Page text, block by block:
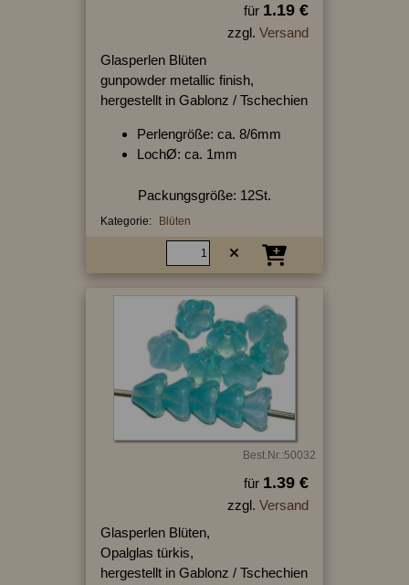
für 1.19 €
zzgl. Versand
Glasperlen Blüten
gunpowder metallic finish,
hergestellt in Gablonz / Tschechien
Perlengröße: ca. 8/6mm
LochØ: ca. 1mm
Packungsgröße: 12St.
Kategorie: Blüten
Best.Nr.:50032
für 1.39 €
zzgl. Versand
Glasperlen Blüten,
Opalglas türkis,
hergestellt in Gablonz / Tschechien